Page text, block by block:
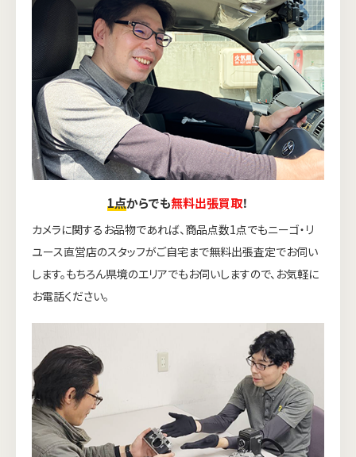
1点からでも無料出張買取！
カメラに関するお品物であれば、商品点数1点でもニーゴ・リ
ユース直営店のスタッフがご自宅まで無料出張査定でお伺い
します。もちろん県境のエリアでもお伺いしますので、お気軽に
お電話ください。